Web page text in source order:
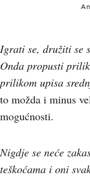
Igrati se, družiti se
Onda propusti
prilikom upisa
to možda i minus
mogućnosti.
Nigdje se neće
teškoćama i oni